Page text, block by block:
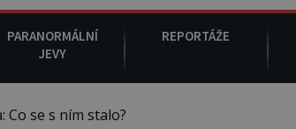
PARANORMÁLNÍ
JEVY
REPORTÁŽE
Co se s ním stalo?